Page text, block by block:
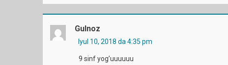
Gulnoz
Iyul 10, 2018 da 4:35 pm
9 sinf yog’uuuuuu